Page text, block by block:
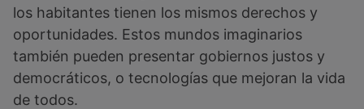
los habitantes tienen los mismos derechos y
oportunidades. Estos mundos imaginarios
también pueden presentar gobiernos justos y
democráticos, o tecnologías que mejoran la vida
de todos.